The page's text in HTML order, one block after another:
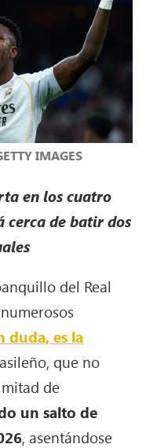
IMAGES
en los cuatro
cerca de batir dos
del Real
duda, es la
que no
de
un salto de
, asentándose